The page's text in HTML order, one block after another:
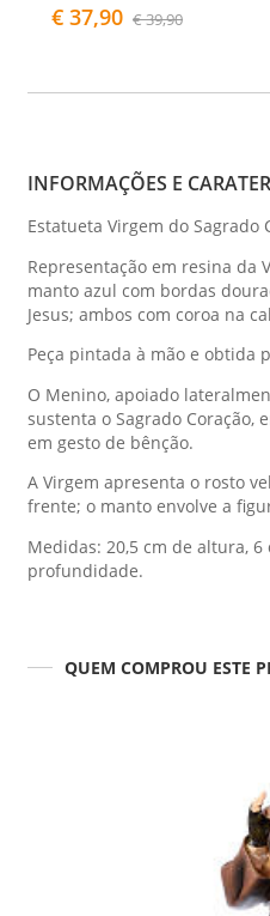
€ 37,90 € 39,90
INFORMAÇÕES E
Estatueta Virgem do Sagrado
Representação em resina da
manto azul com bordas
Jesus; ambos com coroa na
Peça pintada à mão e obtida
O Menino, apoiado
sustenta o Sagrado Coração,
em gesto de bênção.
A Virgem apresenta o rosto
frente; o manto envolve a
Medidas: 20,5 cm de altura,
profundidade.
QUEM COMPROU ESTE